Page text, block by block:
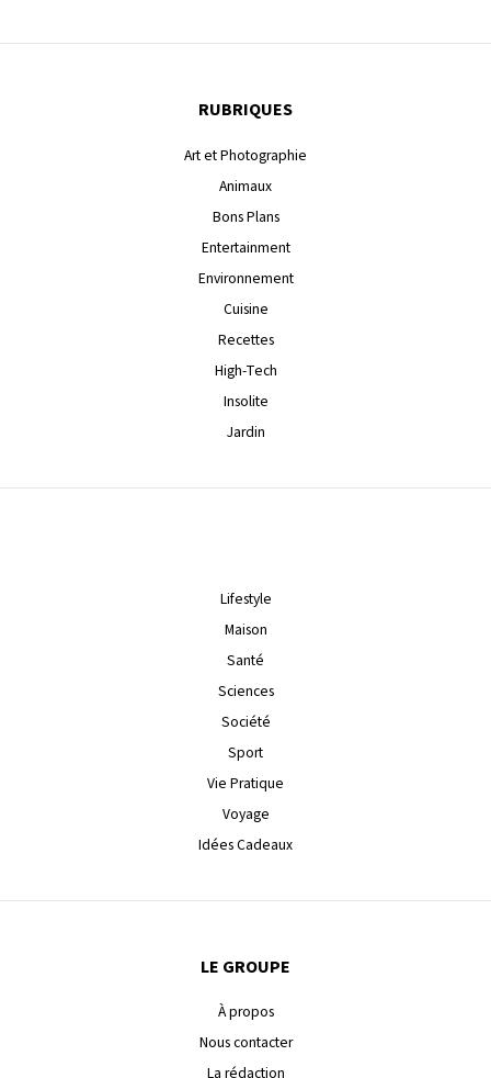
RUBRIQUES
Art et Photographie
Animaux
Bons Plans
Entertainment
Environnement
Cuisine
Recettes
High-Tech
Insolite
Jardin
Lifestyle
Maison
Santé
Sciences
Société
Sport
Vie Pratique
Voyage
Idées Cadeaux
LE GROUPE
À propos
Nous contacter
La rédaction